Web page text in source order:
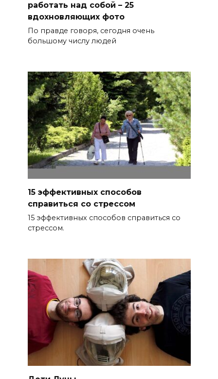
работать над собой – 25
вдохновляющих фото
По правде говоря, сегодня очень
большому числу людей
15 эффективных способов
справиться со стрессом
15 эффективных способов справиться со
стрессом.